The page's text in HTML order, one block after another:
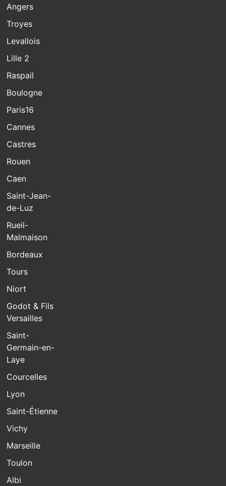
Angers
Troyes
Levallois
Lille 2
Raspail
Boulogne
Paris16
Cannes
Castres
Rouen
Caen
Saint-Jean-
de-Luz
Rueil-
Malmaison
Bordeaux
Tours
Niort
Godot & Fils
Versailles
Saint-
Germain-en-
Laye
Courcelles
Lyon
Saint-Étienne
Vichy
Marseille
Toulon
Albi